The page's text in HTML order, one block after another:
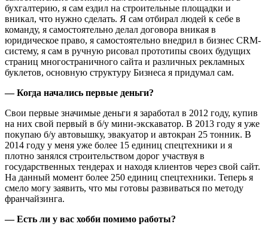
бухгалтерию, я сам ездил на строительные площадки и
вникал, что нужно сделать. Я сам отбирал людей к себе в
команду, я самостоятельно делал договора вникая в
юридическое право, я самостоятельно внедрил в бизнес CRM-
систему, я сам в ручную рисовал прототипы своих будущих
страниц многостраничного сайта и различных рекламных
буклетов, основную структуру Бизнеса я придумал сам.
— Когда начались первые деньги?
Свои первые значимые деньги я заработал в 2012 году, купив
на них свой первый в б/у мини-экскаватор. В 2013 году я уже
покупаю б/у автовышку, эвакуатор и автокран 25 тонник. В
2014 году у меня уже более 15 единиц спецтехники и я
плотно занялся строительством дорог участвуя в
государственных тендерах и находя клиентов через свой сайт.
На данный момент более 250 единиц спецтехники. Теперь я
смело могу заявить, что мы готовы развиваться по методу
франчайзинга.
— Есть ли у вас хобби помимо работы?